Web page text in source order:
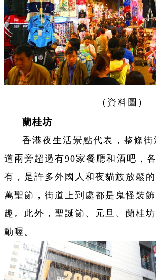
（ 資料 圖）
蘭桂坊
香港夜生活景點代表，整條
道兩旁超過有90家餐廳和酒吧，
有，是許多外國人和夜貓族放鬆
萬聖節，街道上到處都是鬼怪裝
趣。此外，聖誕節、元旦、蘭桂
動喔。